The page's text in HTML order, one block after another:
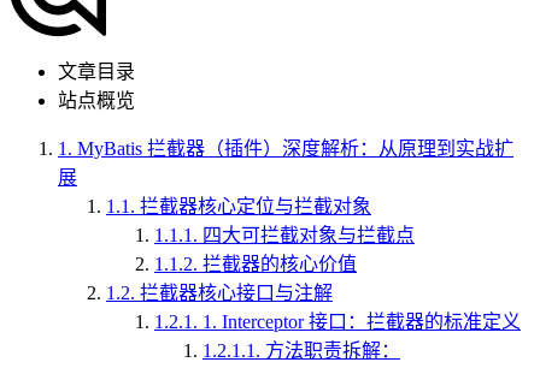
文章目录
站点概览
1. MyBatis 拦截器（插件）深度解析：从原理到实战扩
展
1.1. 拦截器核心定位与拦截对象
1.1.1. 四大可拦截对象与拦截点
1.1.2. 拦截器的核心价值
1.2. 拦截器核心接口与注解
1.2.1. 1. Interceptor 接口：拦截器的标准定义
1.2.1.1. 方法职责拆解：